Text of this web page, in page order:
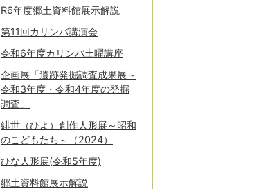
R6年度郷土資料館展示解説
第11回カリンバ講演会
令和6年度カリンバ土曜講座
企画展「遺跡発掘調査成果展～
令和3年度・令和4年度の発掘
調査」
緋世（ひよ）創作人形展～昭和
のこどもたち～（2024）
ひな人形展(令和5年度)
郷土資料館展示解説